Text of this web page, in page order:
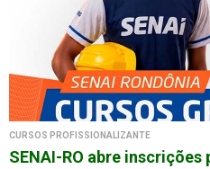
CURSOS PROFISSIONALIZANTE
SENAI-RO abre